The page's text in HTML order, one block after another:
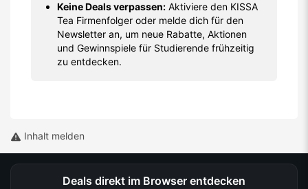
Keine Deals verpassen: Aktiviere den KISSA
Tea Firmenfolger oder melde dich für den
Newsletter an, um neue Rabatte, Aktionen
und Gewinnspiele für Studierende frühzeitig
zu entdecken.
Inhalt melden
Deals direkt im Browser entdecken